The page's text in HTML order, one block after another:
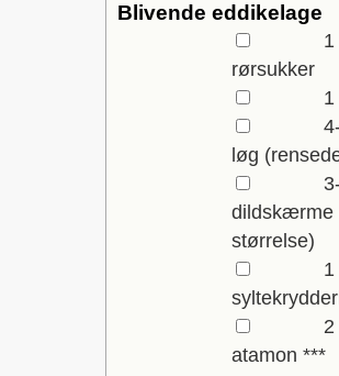
Blivende eddikelage
1
rørsukker
1
løg
dildskærme
størrelse)
1
2
atamon ***